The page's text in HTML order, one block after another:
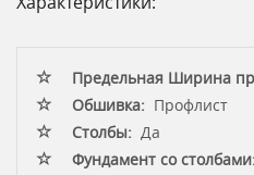
Предельная Ширина
Обшивка: Профлист
Столбы: Да
Фундамент со столбами: